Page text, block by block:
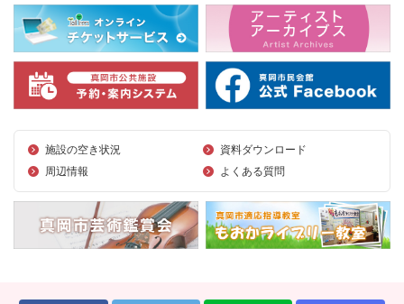
施設の空き状況
資料ダウンロード
周辺情報
よくある質問